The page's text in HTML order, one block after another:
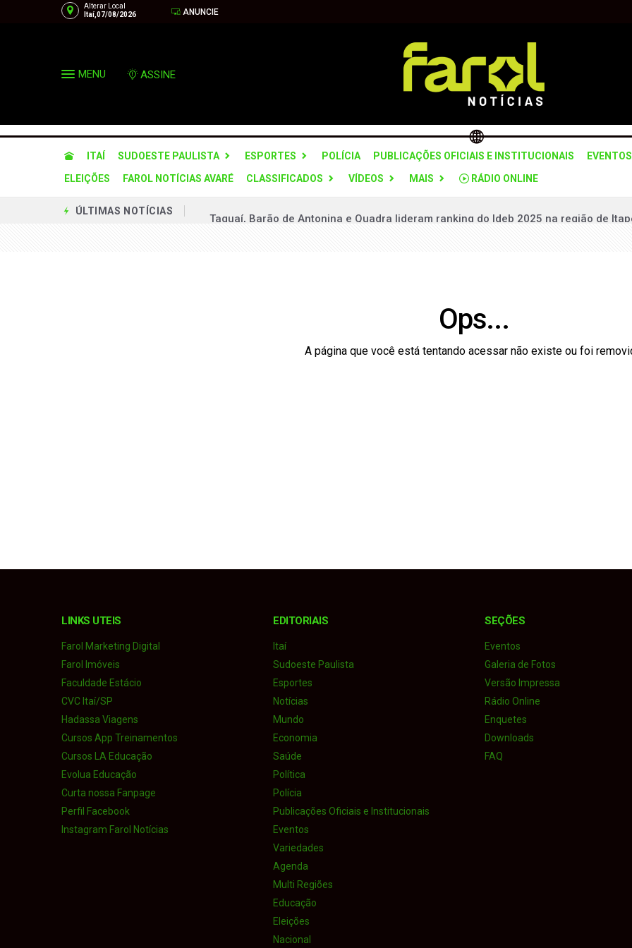
Alterar Local
Itaí,07/08/2026
ANUNCIE
MENU ASSINE
ITAÍ SUDOESTE PAULISTA ESPORTES POLÍCIA PUBLICAÇÕES OFICIAIS E INSTITUCIONAIS EVENTOS
ELEIÇÕES
FAROL NOTÍCIAS AVARÉ CLASSIFICADOS VÍDEOS MAIS RÁDIO ONLINE
ÚLTIMAS NOTÍCIAS
DIG de Avaré avança contra grupo suspeito de fraudes milionárias no setor têxtil
Polícia Civil incinera mais de 220 quilos de drogas apreendidas na região
Ops...
A página que você está tentando acessar não existe ou foi
LINKS UTEIS
Farol Marketing Digital
Farol Imóveis
Faculdade Estácio
CVC Itaí/SP
Hadassa Viagens
Cursos App Treinamentos
Cursos LA Educação
Evolua Educação
Curta nossa Fanpage
Perfil Facebook
Instagram Farol Notícias
EDITORIAIS
Itaí
Sudoeste Paulista
Esportes
Notícias
Mundo
Economia
Saúde
Política
Polícia
Publicações Oficiais e Institucionais
Eventos
Variedades
Agenda
Multi Regiões
Educação
Eleições
Nacional
SEÇÕES
Eventos
Galeria de Fotos
Versão Impressa
Rádio Online
Enquetes
Downloads
FAQ